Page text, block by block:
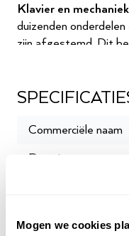
Mogen we cookies
Klavier en
duizenden
zijn afgestemd. Dit
gepolijst, waardoor ze
Speeltafel:de stiften
Commerciële naam
Bouwjaar